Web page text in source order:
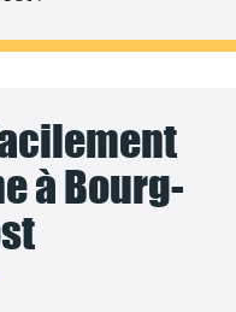
à Bourg-